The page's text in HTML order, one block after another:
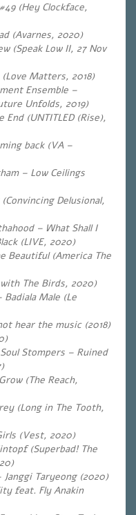
(Hey Clockface,
(Avarnes, 2020)
(Speak Low II, 27 Nov
Matters, 2018)
Ensemble –
Unfolds, 2019)
(UNTITLED (Rise),
back (VA –
– Low Ceilings
Delusional,
– What Shall I
(LIVE, 2020)
Beautiful (America The
The Birds, 2020)
Badiala Male (Le
hear the music (2018)
Stompers – Ruined
(The Reach,
(Long in The Tooth,
(Vest, 2020)
(Superbad! The
Janggi Taryeong (2020)
feat. Fly Anakin